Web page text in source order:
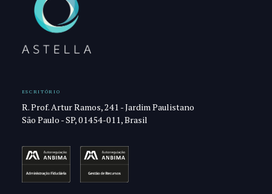
ESCRITÓRIO
R. Prof. Artur Ramos, 241 - Jardim Paulistano
São Paulo - SP, 01454-011, Brasil